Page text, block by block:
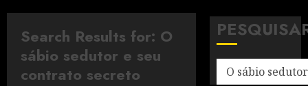
Search Results for: O
sábio sedutor e seu
contrato secreto